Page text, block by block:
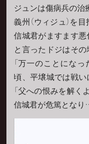
ジュンは傷病兵の治
義州（ウィジュ）を
信城君がますます
と言ったドジはそ
「万一のことにな
頃、平壌城では戦
「父への恨みを解く
信城君が危篤となり